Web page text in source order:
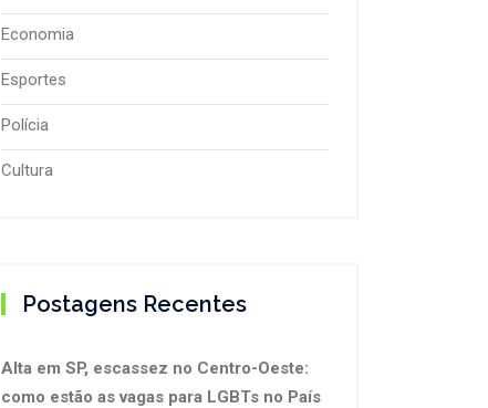
Economia
Esportes
Polícia
Cultura
Postagens Recentes
Alta em SP, escassez no Centro-Oeste:
como estão as vagas para LGBTs no País